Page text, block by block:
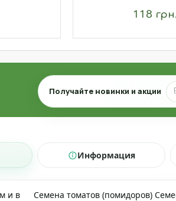
118 грн.
Email
Получайте новинки и акции
Информация
и в
Семена томатов (помидоров)